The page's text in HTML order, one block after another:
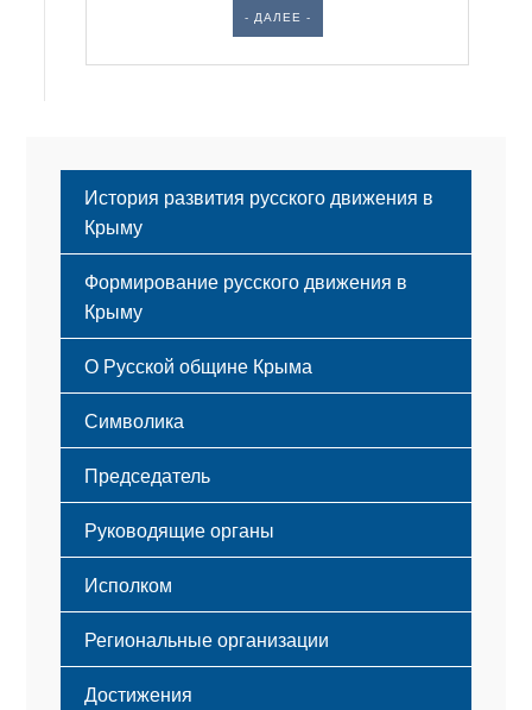
- ДАЛЕЕ -
История развития русского движения в
Крыму
Формирование русского движения в
Крыму
Русский Крым
О Русской общине Крыма
Этапы становления
Принципы деятельности
Структура
Мероприятия
Символика
Флаг
Герб
Гимн
Председатель
Руководящие органы
Исполком
Региональные организации
Достижения